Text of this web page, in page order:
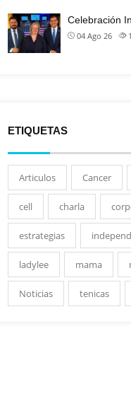
Celebración
04 Ago 26
ETIQUETAS
Articulos Cancer
cell charla
estrategias
ladylee mama
Noticias tenicas